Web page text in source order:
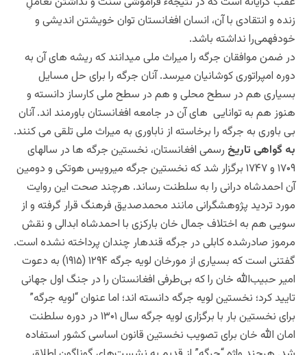
زنده و انتقادی با آن، انسان افغانستان توان خویشتن‏ اندیشی و
خودفهمی‌را نداشته باشد.
در ضمن موافقان جرگه را میراث ملی می‎دانند که ریشه‎ های آن به
دوره امپراتوری کوشانیان می‎رسد. آنان جرگه را برای حل مسایل
بسیاری هم در سطح محلی و هم در سطح ملی کارساز دانسته و
هنوز هم به توانایی های آن در جامعه افغانستان باورمند اند. آنان
بی باوری به جرگه را برخاسته از ناباوری به میراث ملی تلقی می کنند.
به گواهی تاریخ
رسمی افغانستان، نخستین جرگه‎ ها در سال‎های
۱۷۰۹ و ۱۷۴۷ برگزار شد که نخستین جرگه میر‌ویس هوتکی و دومین
آن احمدشاه درانی را به سلطنت رساند. هرچند صحت این روایت
مورد تردید پژوهشگرانی مانند محمدصدیق فرهنگ قرار گرفته و از
سویی هم به اختلاف جمال خان بارکزی با احمدشاه ابدالی و نقش
مرموز صادرشده کابلی در جرگه قندهار چندان پرداخته نشده است.
گفتنی است که بسیاری از مورخان لویه جرگه ۱۲۹۴ (۱۹۱۵) به دعوت
امیر حبیب‌الله خان را که بی‌طرفی افغانستان را در جنگ اول جهانی
تایید کرد؛ نخستین لویه جرگه دانسته اند؛ اما عنوان “لویه جرگه”
برای نخستین بار با برگزاری لویه جرگه سال ۱۳۰۱ در دوره سلطنت
امان‎ الله خان برای تصویب نخستین قانون اساسی کشور استفاده